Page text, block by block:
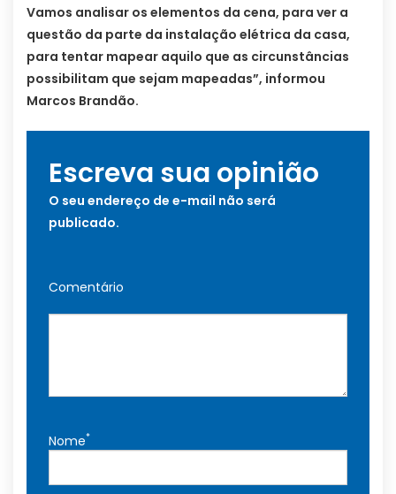
Vamos analisar os elementos da cena, para ver a
questão da parte da instalação elétrica da casa,
para tentar mapear aquilo que as circunstâncias
possibilitam que sejam mapeadas”, informou
Marcos Brandão.
Escreva sua opinião
O seu endereço de e-mail não será
publicado.
Comentário
Nome*